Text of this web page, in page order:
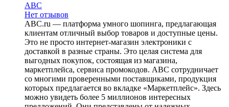
ABC
Нет отзывов
ABC.ru — платформа умного шопинга, предлагающая
клиентам отличный выбор товаров и доступные цены.
Это не просто интернет-магазин электроники с
доставкой в разные страны. Это целая система для
выгодных покупок, состоящая из магазина,
маркетплейса, сервиса промокодов. ABC сотрудничает
со многими проверенными поставщиками, продукция
которых предлагается во вкладке «Маркетплейс». Здесь
можно увидеть более 5 миллионов интересных